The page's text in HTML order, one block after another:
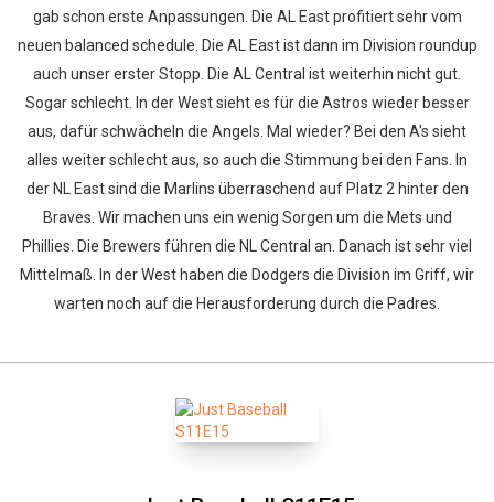
gab schon erste Anpassungen. Die AL East profitiert sehr vom
neuen balanced schedule. Die AL East ist dann im Division roundup
auch unser erster Stopp. Die AL Central ist weiterhin nicht gut.
Sogar schlecht. In der West sieht es für die Astros wieder besser
aus, dafür schwächeln die Angels. Mal wieder? Bei den A's sieht
alles weiter schlecht aus, so auch die Stimmung bei den Fans. In
der NL East sind die Marlins überraschend auf Platz 2 hinter den
Braves. Wir machen uns ein wenig Sorgen um die Mets und
Phillies. Die Brewers führen die NL Central an. Danach ist sehr viel
Mittelmaß. In der West haben die Dodgers die Division im Griff, wir
warten noch auf die Herausforderung durch die Padres.